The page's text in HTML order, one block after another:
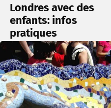
Londres avec des
enfants: infos
pratiques